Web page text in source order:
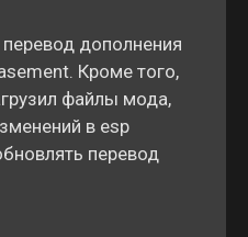
дополнения
Кроме того,
файлы мода,
в esp
перевод